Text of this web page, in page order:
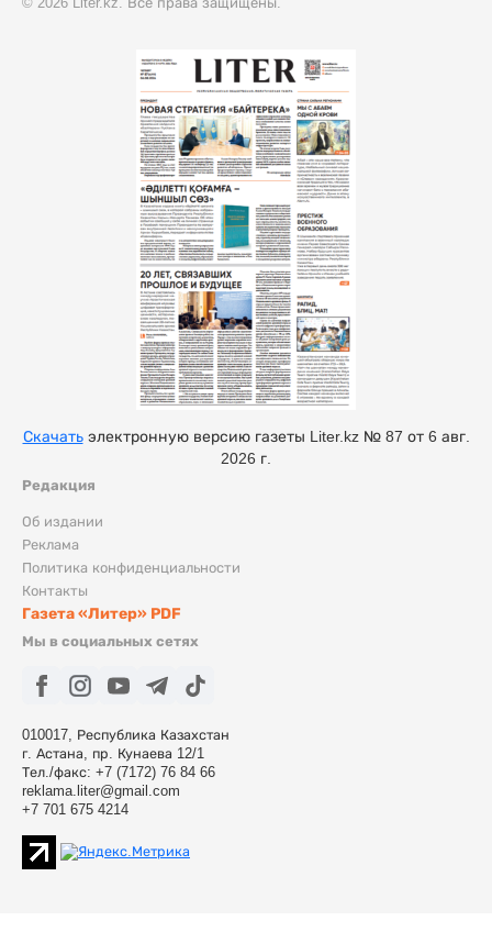
Редакция
Об издании
Реклама
Политика конфиденциальности
Контакты
Газета «Литер» PDF
Мы в социальных сетях
010017, Республика Казахстан
г. Астана, пр. Кунаева 12/1
Тел./факс: +7 (7172) 76 84 66
reklama.liter@gmail.com
+7 701 675 4214
Скачатьэлектронную версию газеты Liter.kz № 87 от 6 авг.
2026 г.